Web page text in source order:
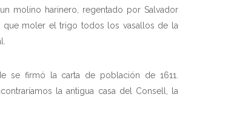
molino harinero, regentado por Salvador
que moler el trigo todos los vasallos de la
se firmó la carta de población de 1611.
la antigua casa del Consell, la